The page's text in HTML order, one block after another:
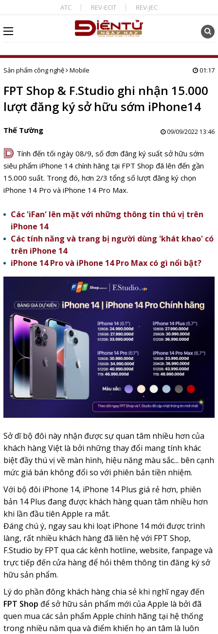
ATC REV-ECIT REV-JEC
Sản phẩm công nghệ Mobile 01:17
FPT Shop & F.Studio ghi nhận 15.000
lượt đăng ký sở hữu sớm iPhone14
Thế Tường 09/09/2022 13:46
D Tính đến tối ngày 08/9, số đơn đăng ký suất sở hữu sớm
siêu phẩm iPhone 14 chính hãng tại FPT Shop đã lên đến gần
15.000 suất. Trong đó, hơn 2/3 tổng số lượt đăng ký chọn
iPhone 14 Pro và iPhone 14 Pro Max.
Các 'iFan' lên mặt với những thông tin thú vị trên
iPhone 14
Các tính năng và trang bị người dùng 'khát khao' có
trên iPhone 14
iPhone 14 Pro và iPhone 14 Pro Max có gì nổi bật?
Sở dĩ bộ đôi này nhận được sự quan tâm nhiều hơn của
khách hàng Việt là bởi những thay đổi mang tính khác
biệt đầy thú vị về màn hình, hiệu năng màu sắc... bên cạnh
mức giá bán không đổi so với phiên bản tiền nhiệm.
Với bộ đôi iPhone 14, iPhone 14 Plus giá rẻ hơn, phiên
bản 14 Plus đang được khách hàng quan tâm nhiều hơn
khi lần đầu tiên Apple ra mắt.
Đáng chú ý, ngay sau khi loạt iPhone 14 mới được trình
làng, rất nhiều khách hàng đã liên hệ với FPT Shop,
F.Studio by FPT qua các kênh hotline, website, fanpage và
trực tiếp đến cửa hàng để hỏi thêm thông tin đăng ký sở
hữu sản phẩm.
Lý do phần đông khách hàng chia sẻ khi nghĩ ngay đến
FPT Shop để sở hữu sản phẩm mới của Apple là bởi đã
quen mua các sản phẩm Apple chính hãng tại hệ thống
trong nhiều năm qua và điểm khiến họ an tâm là luôn